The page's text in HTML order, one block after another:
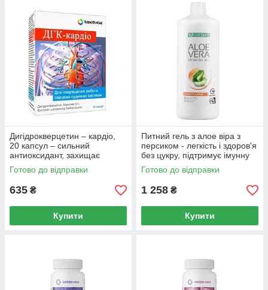
Дигідрокверцетин – кардіо,
20 капсул – сильний
антиоксидант, захищає
клітини від пошкодження
радикалами.
Готово до відправки
635 ₴
Купити
Питний гель з алое віра з
персиком - легкість і здоров'я
без цукру, підтримує імунну
систему, серце і зір.
Готово до відправки
1 258 ₴
Купити